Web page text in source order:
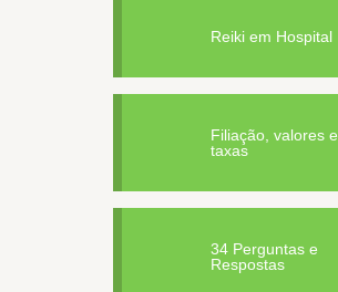
Reiki em Hospital
Filiação, valores e
taxas
34 Perguntas e
Respostas